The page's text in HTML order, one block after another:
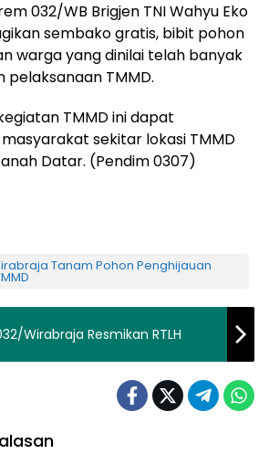
032/WB Brigjen TNI Wahyu Eko
sembako gratis, bibit pohon
warga yang dinilai telah banyak
TMMD.
TMMD ini dapat
sekitar lokasi TMMD
Datar. (Pendim 0307)
Tanam Pohon Penghijauan
Wirabraja Resmikan RTLH